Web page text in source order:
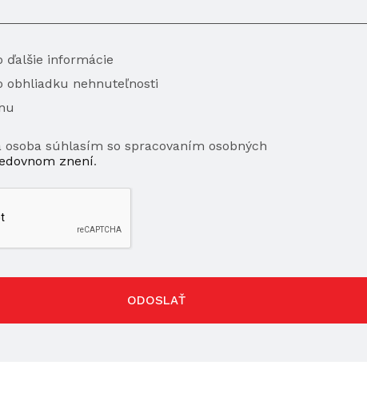
ďalšie informácie
obhliadku nehnuteľnosti
osoba súhlasím so spracovaním osobných
znení.
ODOSLAŤ